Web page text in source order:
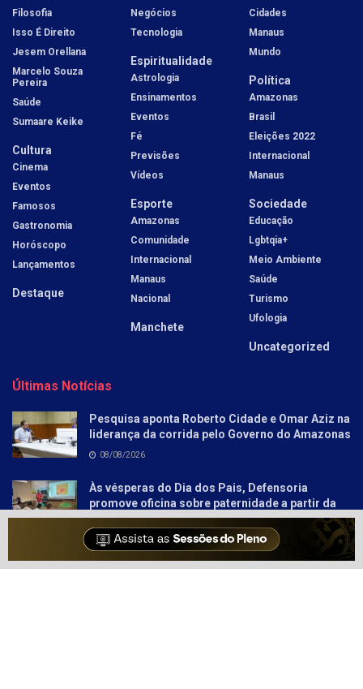
Filosofia
Isso É Direito
Jesem Orellana
Marcelo Souza
Pereira
Saúde
Sumaare Keike
Cultura
Cinema
Eventos
Famosos
Gastronomia
Horóscopo
Lançamentos
Destaque
Negócios
Tecnologia
Espiritualidade
Astrologia
Ensinamentos
Eventos
Fé
Previsões
Vídeos
Esporte
Amazonas
Comunidade
Internacional
Manaus
Nacional
Manchete
Cidades
Manaus
Mundo
Política
Amazonas
Brasil
Eleições 2022
Internacional
Manaus
Sociedade
Educação
Lgbtqia+
Meio Ambiente
Saúde
Turismo
Ufologia
Uncategorized
Últimas Notícias
Pesquisa aponta Roberto Cidade e Omar Aziz na
liderança da corrida pelo Governo do Amazonas
08/08/2026
Às vésperas do Dia dos Pais, Defensoria
promove oficina sobre paternidade a partir da
literatura para socioeducandos
08/08/2026